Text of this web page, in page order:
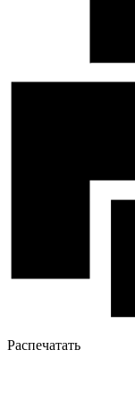
Распечатать